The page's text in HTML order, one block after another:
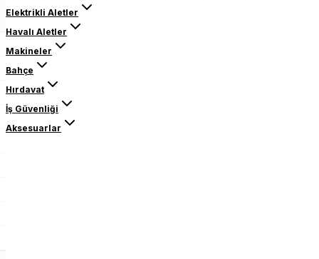
Elektrikli Aletler
Havalı Aletler
Makineler
Bahçe
Hırdavat
İş Güvenliği
Aksesuarlar